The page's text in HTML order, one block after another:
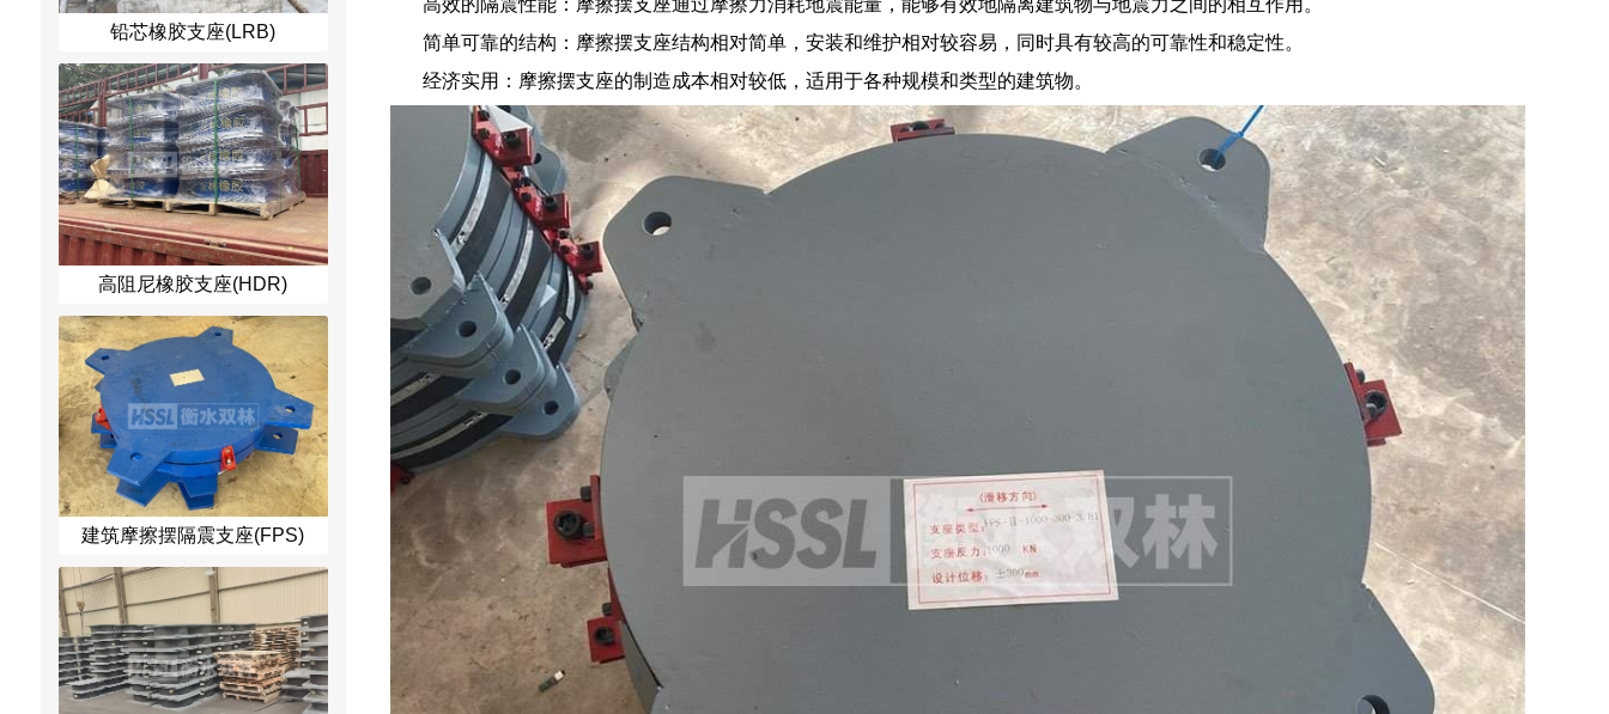
铅芯橡胶支座(LRB)
高阻尼橡胶支座(HDR)
建筑摩擦摆隔震支座(FPS)
简单可靠的结构：摩擦摆支座结构相对简单，安装和维护相对较容易，同时具有较高的可靠性和稳定性。
经济实用：摩擦摆支座的制造成本相对较低，适用于各种规模和类型的建筑物。